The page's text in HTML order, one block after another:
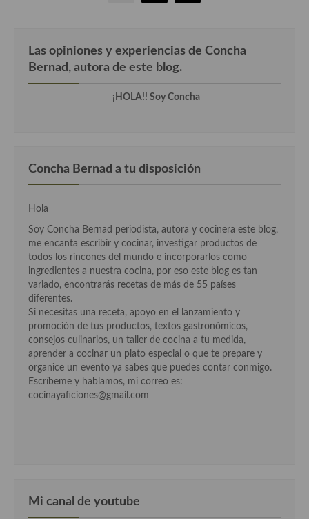
Las opiniones y experiencias de Concha
Bernad, autora de este blog.
¡HOLA!! Soy Concha
Concha Bernad a tu disposición
Hola
Soy Concha Bernad periodista, autora y cocinera este blog,
me encanta escribir y cocinar, investigar productos de
todos los rincones del mundo e incorporarlos como
ingredientes a nuestra cocina, por eso este blog es tan
variado, encontrarás recetas de más de 55 países
diferentes.
Si necesitas una receta, apoyo en el lanzamiento y
promoción de tus productos, textos gastronómicos,
consejos culinarios, un taller de cocina a tu medida,
aprender a cocinar un plato especial o que te prepare y
organice un evento ya sabes que puedes contar conmigo.
Escríbeme y hablamos, mi correo es:
cocinayaficiones@gmail.com
Mi canal de youtube